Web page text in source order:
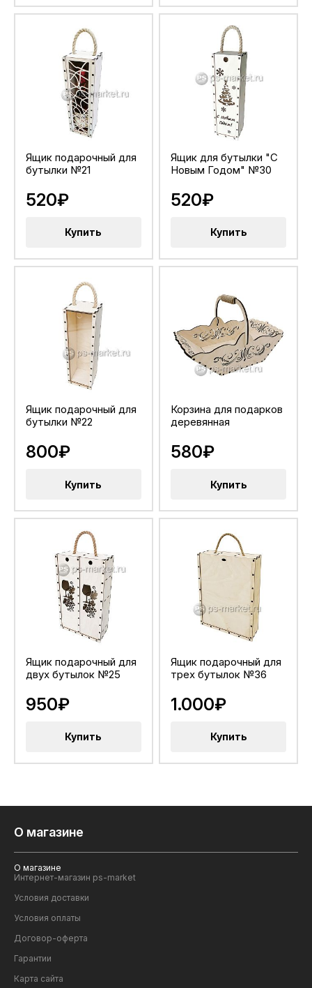
Ящик подарочный для
бутылки №21
520₽
Купить
Ящик для бутылки "С
Новым Годом" №30
520₽
Купить
Ящик подарочный для
бутылки №22
800₽
Купить
Корзина для подарков
деревянная
580₽
Купить
Ящик подарочный для
двух бутылок №25
950₽
Купить
Ящик подарочный для
трех бутылок №36
1.000₽
Купить
О магазине
О магазине
Интернет-магазин ps-market
Условия доставки
Условия оплаты
Договор-оферта
Гарантии
Карта сайта